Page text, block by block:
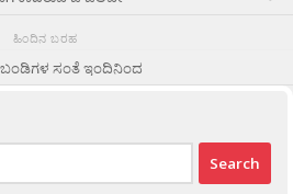
ಹಿಂದಿನ ಬರಹ
ಬಂಡಿಗಳ ಸಂತೆ ಇಂದಿನಿಂದ